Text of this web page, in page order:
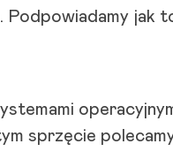
jak
sprzęcie